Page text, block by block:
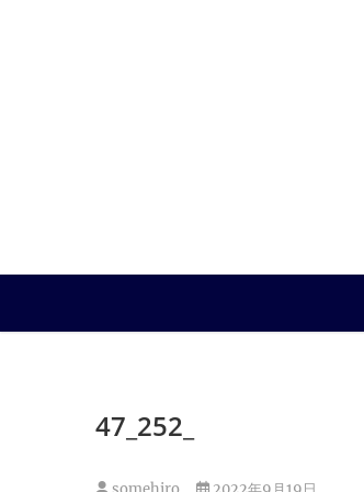
47_252_